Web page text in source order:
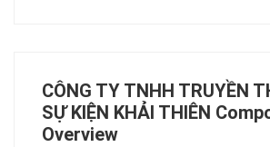
CÔNG TY TNHH TRUYỀN
SỰ KIỆN KHẢI THIÊN
Overview